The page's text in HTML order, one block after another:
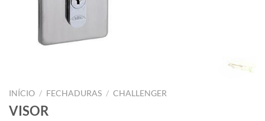
INÍCIO / FECHADURAS / CHALLENGER
VISOR